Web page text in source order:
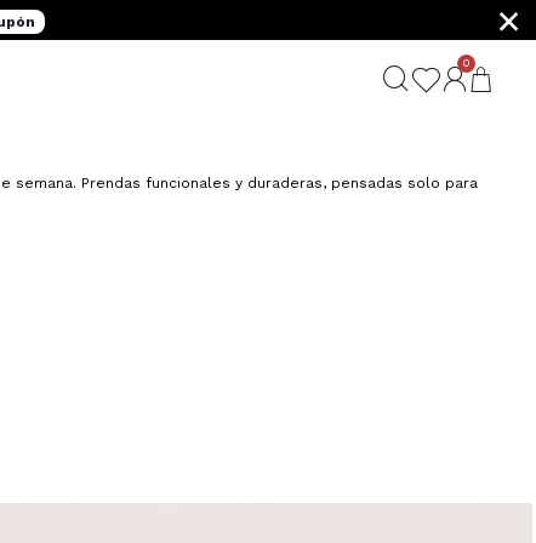
×
0
Prendas funcionales y duraderas, pensadas solo para